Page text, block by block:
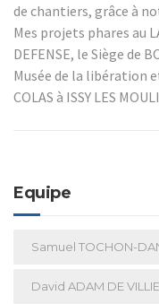
de chantiers, grâce à
Mes projets phares au
DEFENSE, le Siège de
Musée de la libération
COLAS à ISSY LES
Equipe
Samuel TOCHON-
David ADAM DE